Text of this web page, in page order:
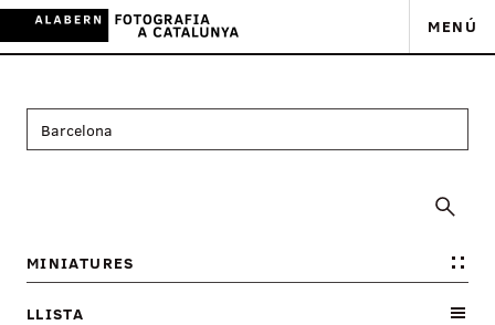
MENÚ
MINIATURES
LLISTA